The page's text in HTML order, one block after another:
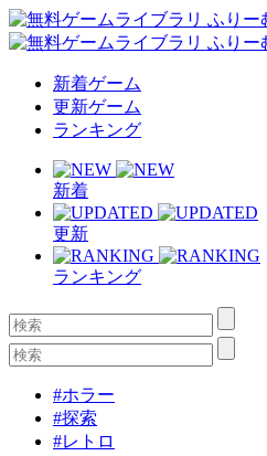
新着ゲーム
更新ゲーム
ランキング
新着
更新
ランキング
#ホラー
#探索
#レトロ